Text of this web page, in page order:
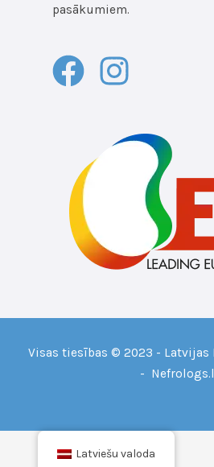
pasākumiem.
Visas tiesības © 2023 -
-
Latviešu valoda